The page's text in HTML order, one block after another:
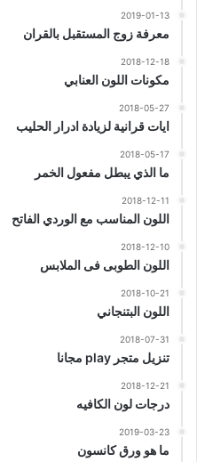
2019-01-13
معرفة زوج المستقبل بالقران
2018-12-18
مكونات اللون العنابي
2018-05-27
ايات قرانية لزيادة ادرار الحليب
2018-05-17
ما الذي يبطل مفعول الخمر
2018-12-11
اللون المناسب مع الوردي الفاتح
2018-12-10
اللون الطوبى فى الملابس
2018-10-21
اللون البتنجاني
2018-07-31
تنزيل متجر play مجانا
2018-12-21
درجات لون الكافيه
2019-03-23
ما هو ورق كانسون